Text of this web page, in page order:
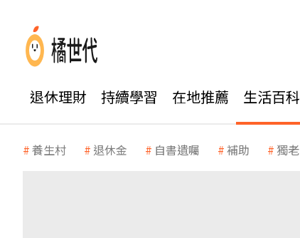
退休理財 持續學習 在地推薦 生活百科
養生村 退休金 自書遺囑 補助 獨老